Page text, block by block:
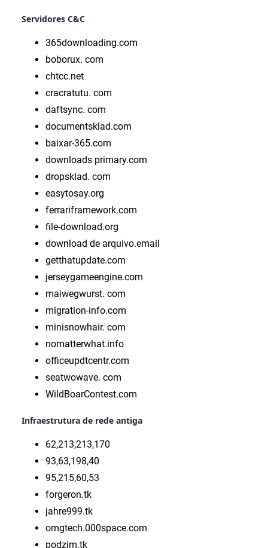
Servidores C&C
365downloading.com
boborux. com
chtcc.net
cracratutu. com
daftsync. com
documentsklad.com
baixar-365.com
downloads primary.com
dropsklad. com
easytosay.org
ferrariframework.com
file-download.org
download de arquivo.email
getthatupdate.com
jerseygameengine.com
maiwegwurst. com
migration-info.com
minisnowhair. com
nomatterwhat.info
officeupdtcentr.com
seatwowave. com
WildBoarContest.com
Infraestrutura de rede antiga
62,213,213,170
93,63,198,40
95,215,60,53
forgeron.tk
jahre999.tk
omgtech.000space.com
podzim.tk